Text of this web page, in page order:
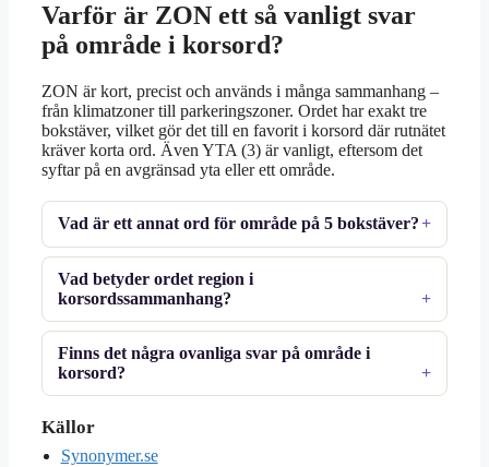
Varför är ZON ett så vanligt svar
på område i korsord?
ZON är kort, precist och används i många sammanhang –
från klimatzoner till parkeringszoner. Ordet har exakt tre
bokstäver, vilket gör det till en favorit i korsord där rutnätet
kräver korta ord. Även YTA (3) är vanligt, eftersom det
syftar på en avgränsad yta eller ett område.
Vad är ett annat ord för område på 5 bokstäver?
Vad betyder ordet region i
korsordssammanhang?
Finns det några ovanliga svar på område i
korsord?
Källor
Synonymer.se